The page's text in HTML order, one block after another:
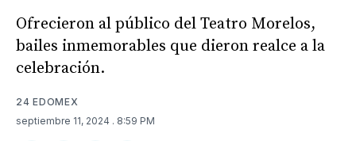
Ofrecieron al público del Teatro Morelos,
bailes inmemorables que dieron realce a la
celebración.
24 EDOMEX
septiembre 11, 2024 . 8:59 PM